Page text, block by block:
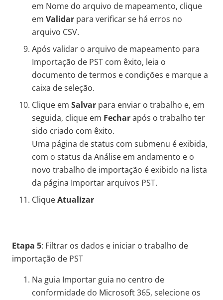
em Nome do arquivo de mapeamento, clique
em Validar para verificar se há erros no
arquivo CSV.
Após validar o arquivo de mapeamento para
Importação de PST com êxito, leia o
documento de termos e condições e marque a
caixa de seleção.
Clique em Salvar para enviar o trabalho e, em
seguida, clique em Fecharapós o trabalho ter
sido criado com êxito.
Uma página de status com submenu é exibida,
com o status da Análise em andamento e o
novo trabalho de importação é exibido na lista
da página Importar arquivos PST.
CliqueAtualizar
Etapa 5: Filtrar os dados e iniciar o trabalho de
importação de PST
Na guia Importar guia no centro de
conformidade do Microsoft 365, selecione os